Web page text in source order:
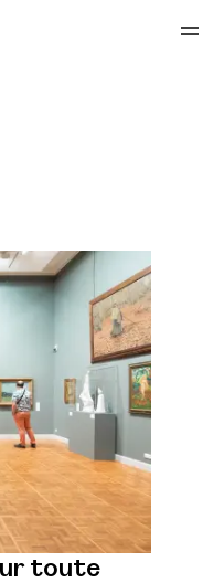
toute